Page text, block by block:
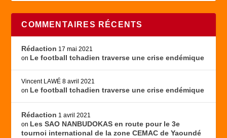
COMMENTAIRES RÉCENTS
Rédaction 17 mai 2021
on Le football tchadien traverse une crise endémique
Vincent LAWÉ 8 avril 2021
on Le football tchadien traverse une crise endémique
Rédaction 1 avril 2021
on Les SAO NANBUDOKAS en route pour le 3e
tournoi international de la zone CEMAC de Yaoundé